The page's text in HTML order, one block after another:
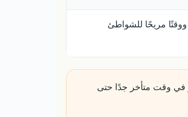
مريحًا للشواطئ
في وقت متأخر جدًا حتى